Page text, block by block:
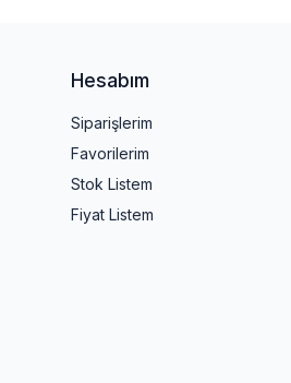
Hesabım
Siparişlerim
Favorilerim
Stok Listem
Fiyat Listem